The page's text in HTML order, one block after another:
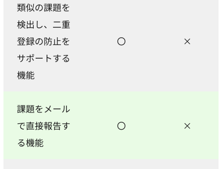
類似の課題を
検出し、二重
登録の防止を
サポートする
機能
〇 ×
課題をメール
で直接報告す
る機能
〇 ×